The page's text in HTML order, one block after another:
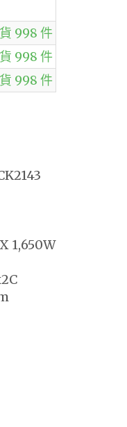
998 件
998 件
998 件
1,650W